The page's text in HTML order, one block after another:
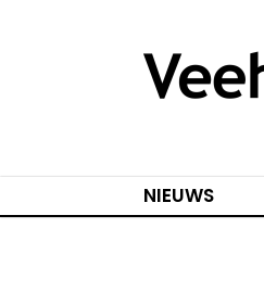
NIEUWS